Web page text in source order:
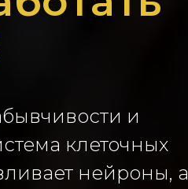
и
клеточных
нейроны, а